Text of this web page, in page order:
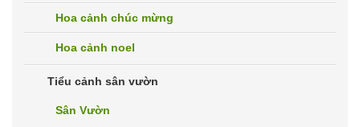
Hoa cảnh chúc mừng
Hoa cảnh noel
Tiểu cảnh sân vườn
Sân Vườn